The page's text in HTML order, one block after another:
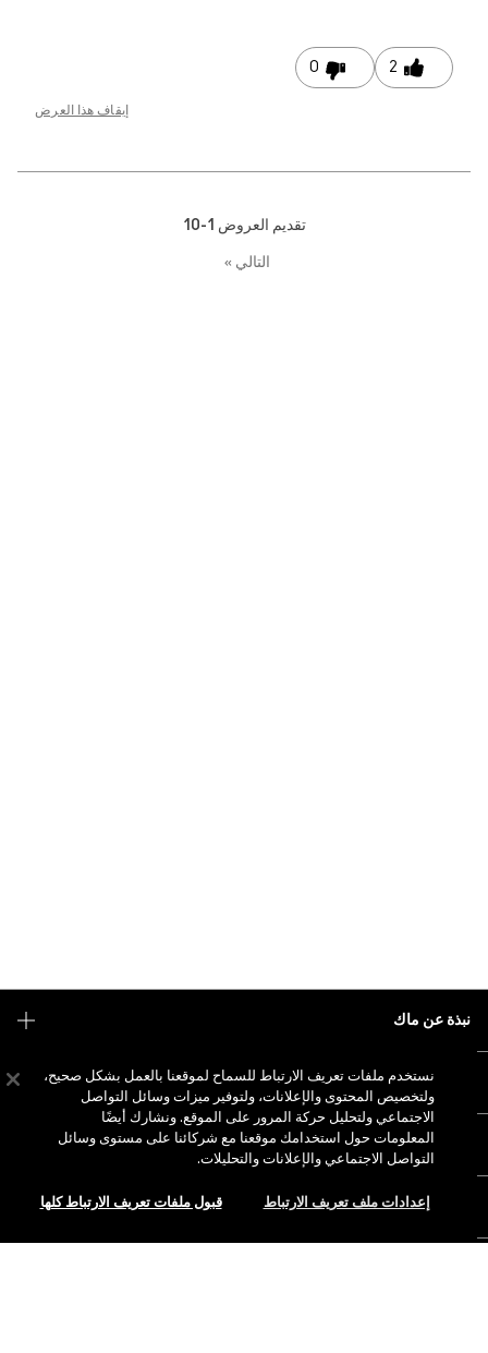
2
0
إيقاف هذا العرض
تقديم العروض 1-10
التالي»
نبذة عن ماك
ماك فيفا غلام
جمال بطريقة مسؤولة
التسوق أونلاين
الاشتراك في رسائل البريد الإلكتروني
هل تحتاجين إلى مساعدة؟
الأسئلة الشائعة
متجر ماك الخاص بك
ابحثي عن متجر
نستخدم ملفات تعريف الارتباط للسماح لموقعنا بالعمل بشكل صحيح،
ولتخصيص المحتوى والإعلانات، ولتوفير ميزات وسائل التواصل
الاجتماعي ولتحليل حركة المرور على الموقع. ونشارك أيضًا
المعلومات حول استخدامك موقعنا مع شركائنا على مستوى وسائل
التواصل الاجتماعي والإعلانات والتحليلات.
إعدادات ملف تعريف الارتباط قبول ملفات تعريف الارتباط كلها